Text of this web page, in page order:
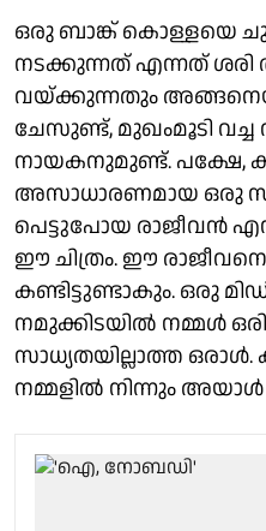
ഒരു ബാങ്ക് കൊള്ളയെ
നടക്കുന്നത് എന്നത് ശരി
വയ്ക്കുന്നതും
ചേസുണ്ട്, മുഖംമൂടി വച്ച
നായകനുമുണ്ട്. പക്ഷേ,
അസാധാരണമായ ഒരു
പെട്ടുപോയ രാജീവൻ
ഈ ചിത്രം. ഈ
കണ്ടിട്ടുണ്ടാകും. ഒരു
നമുക്കിടയിൽ നമ്മൾ
സാധ്യതയില്ലാത്ത ഒരാൾ.
നമ്മളിൽ നിന്നും അയാൾ